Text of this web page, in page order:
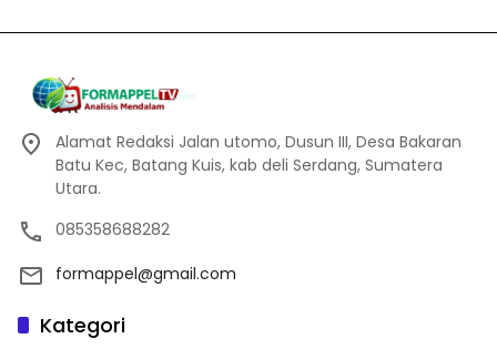
Alamat Redaksi Jalan utomo, Dusun III, Desa Bakaran
Batu Kec, Batang Kuis, kab deli Serdang, Sumatera
Utara.
085358688282
formappel@gmail.com
Kategori